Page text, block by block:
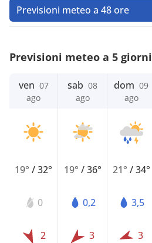
Previsioni meteo a 48 ore
Previsioni meteo a 5 giorni
ven 07
ago
19°/32°
0
2
sab 08
ago
19° /36°
0,2
3
dom 09
ago
21° /34°
3,5
3